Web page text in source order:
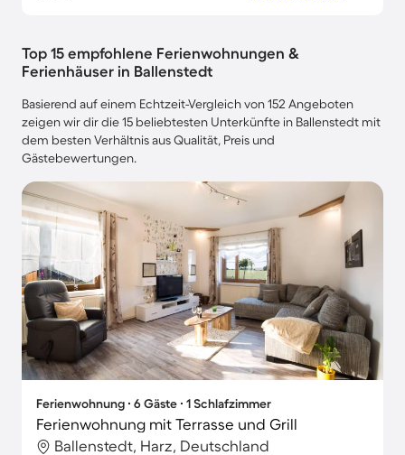
Top 15 empfohlene Ferienwohnungen &
Ferienhäuser in Ballenstedt
Basierend auf einem Echtzeit-Vergleich von 152 Angeboten
zeigen wir dir die 15 beliebtesten Unterkünfte in Ballenstedt mit
dem besten Verhältnis aus Qualität, Preis und
Gästebewertungen.
Ferienwohnung ∙ 6 Gäste ∙ 1 Schlafzimmer
Ferienwohnung mit Terrasse und Grill
Ballenstedt, Harz, Deutschland